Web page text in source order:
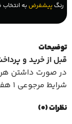
رنگ پیشفرض به
توضیحات
قبل از خرید و
در صورت داشتن هر
شرایط مرجوعی 1 هفته ضمانت سلامت عملکرد کالا
نظرات (0)